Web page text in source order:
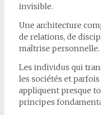
invisible.
Une architecture
de relations, de
maîtrise personnelle.
Les individus qui
les sociétés et
appliquent presque
principes